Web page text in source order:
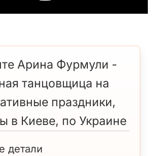
Арина Фурмули -
танцовщица на
праздники,
в Киеве, по Украине
детали